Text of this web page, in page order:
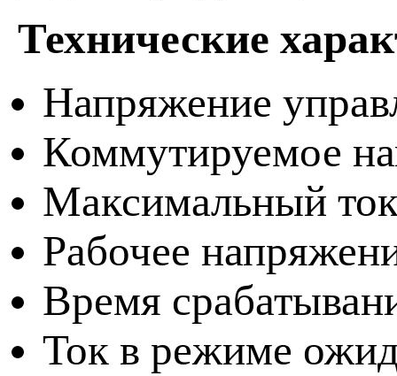
Технические
Напряжение
Коммутируемое
Максимальный
Рабочее
Время
Ток в режиме